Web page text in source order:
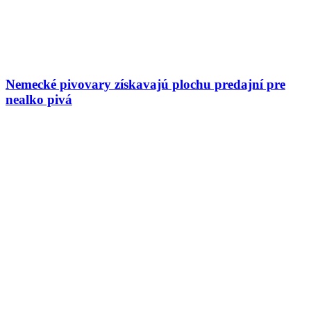
Nemecké pivovary získavajú plochu predajní pre
nealko pivá